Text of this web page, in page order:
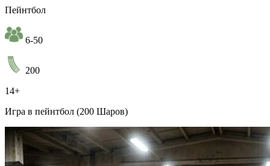
Пейнтбол
6-50
200
14+
Игра в пейнтбол (200 Шаров)